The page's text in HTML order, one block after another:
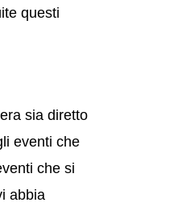
questi
sia diretto
eventi che
che si
abbia